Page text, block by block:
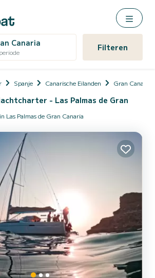
Canaria Filteren
Spanje Canarische Eilanden Gran Canaria
- Las Palmas de Gran
Las Palmas de Gran Canaria